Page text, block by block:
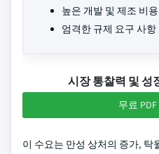
높은 개발 및 제조 비용
엄격한 규제 요구 사항
시장 통찰력 및 성
무료
이 수요는 만성 상처의 증가, 탁